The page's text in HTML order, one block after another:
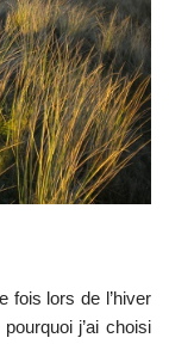
fois lors de l’hiver
j’ai choisi